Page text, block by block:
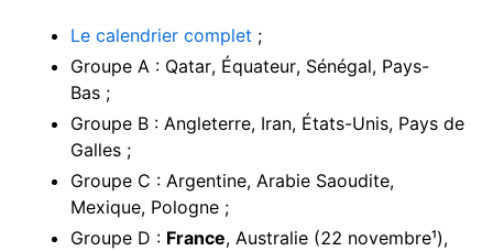
Le calendrier complet ;
Groupe A : Qatar, Équateur, Sénégal, Pays-
Bas ;
Groupe B : Angleterre, Iran, États-Unis, Pays de
Galles ;
Groupe C : Argentine, Arabie Saoudite,
Mexique, Pologne ;
Groupe D : France, Australie (22 novembre¹),